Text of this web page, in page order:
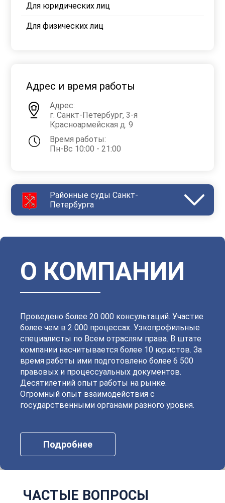
Для юридических лиц
Для физических лиц
Адрес и время работы
Адрес:
г. Санкт-Петербург, 3-я
Красноармейская д. 9
Время работы:
Пн-Вс 10:00 - 21:00
Районные суды Санкт-
Петербурга
Московский
Невский Октябрьский
Петроградский
Петродворцовый
Приморский Пушкинский
Сестрорецкий
Смольнинский
О КОМПАНИИ
Проведено более 20 000 консультаций. Участие
более чем в 2 000 процессах. Узкопрофильные
специалисты по Всем отраслям права. В штате
компании насчитывается более 10 юристов. За
время работы ими подготовлено более 6 500
правовых и процессуальных документов.
Десятилетний опыт работы на рынке.
Огромный опыт взаимодействия с
государственными органами разного уровня.
Подробнее
ЧАСТЫЕ ВОПРОСЫ